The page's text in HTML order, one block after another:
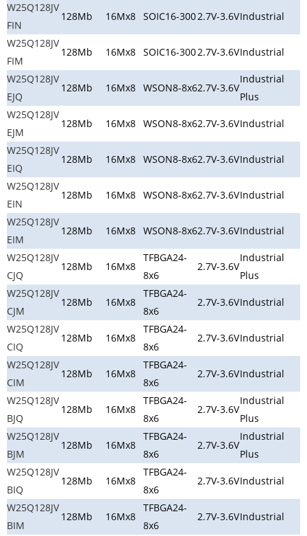
W25Q128JV
FIN
128Mb 16Mx8 SOIC16-3002.7V-3.6VIndustrial
W25Q128JV
FIM
128Mb 16Mx8 SOIC16-3002.7V-3.6VIndustrial
W25Q128JV
EJQ
128Mb 16Mx8 WSON8-8x62.7V-3.6V
Industrial
Plus
W25Q128JV
EJM
128Mb 16Mx8 WSON8-8x62.7V-3.6VIndustrial
W25Q128JV
EIQ
128Mb 16Mx8 WSON8-8x62.7V-3.6VIndustrial
W25Q128JV
EIN
128Mb 16Mx8 WSON8-8x62.7V-3.6VIndustrial
W25Q128JV
EIM
128Mb 16Mx8 WSON8-8x62.7V-3.6VIndustrial
W25Q128JV
CJQ
128Mb 16Mx8
TFBGA24-
8x6
2.7V-3.6V
Industrial
Plus
W25Q128JV
CJM
128Mb 16Mx8
TFBGA24-
8x6
2.7V-3.6VIndustrial
W25Q128JV
CIQ
128Mb 16Mx8
TFBGA24-
8x6
2.7V-3.6VIndustrial
W25Q128JV
CIM
128Mb 16Mx8
TFBGA24-
8x6
2.7V-3.6VIndustrial
W25Q128JV
BJQ
128Mb 16Mx8
TFBGA24-
8x6
2.7V-3.6V
Industrial
Plus
W25Q128JV
BJM
128Mb 16Mx8
TFBGA24-
8x6
2.7V-3.6V
Industrial
Plus
W25Q128JV
BIQ
128Mb 16Mx8
TFBGA24-
8x6
2.7V-3.6VIndustrial
W25Q128JV
BIM
128Mb 16Mx8
TFBGA24-
8x6
2.7V-3.6VIndustrial